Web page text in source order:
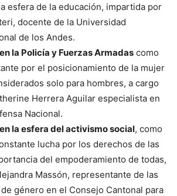
esfera de la educación, impartida por
docente de la Universidad
de los Andes.
la Policía y Fuerzas Armadas como
por el posicionamiento de la mujer
solo para hombres, a cargo
Herrera Aguilar especialista en
Nacional.
la esfera del activismo social, como
lucha por los derechos de las
del empoderamiento de todas,
Massón, representante de las
género en el Consejo Cantonal para